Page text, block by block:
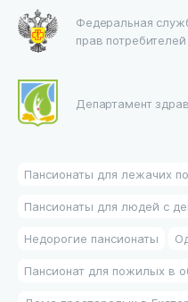
Федеральная
прав
Департамент
Пансионаты для лежачих
Пансионаты для людей с
Недорогие пансионаты
Пансионат для пожилых в